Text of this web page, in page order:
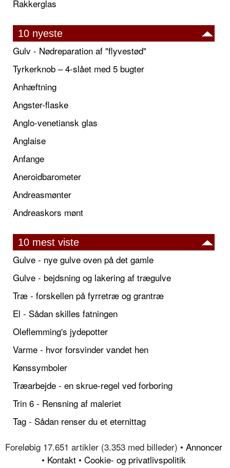
Rakkerglas
10 nyeste
Gulv - Nødreparation af "flyvestød"
Tyrkerknob – 4-slået med 5 bugter
Anhæftning
Angster-flaske
Anglo-venetiansk glas
Anglaise
Anfange
Aneroidbarometer
Andreasmønter
Andreaskors mønt
10 mest viste
Gulve - nye gulve oven på det gamle
Gulve - bejdsning og lakering af trægulve
Træ - forskellen på fyrretræ og grantræ
El - Sådan skilles fatningen
Oleflemming's jydepotter
Varme - hvor forsvinder vandet hen
Kønssymboler
Træarbejde - en skrue-regel ved forboring
Trin 6 - Rensning af maleriet
Tag - Sådan renser du et eternittag
Foreløbig 17.651 artikler (3.353 med billeder) • Annoncer
• Kontakt • Cookie- og privatlivspolitik